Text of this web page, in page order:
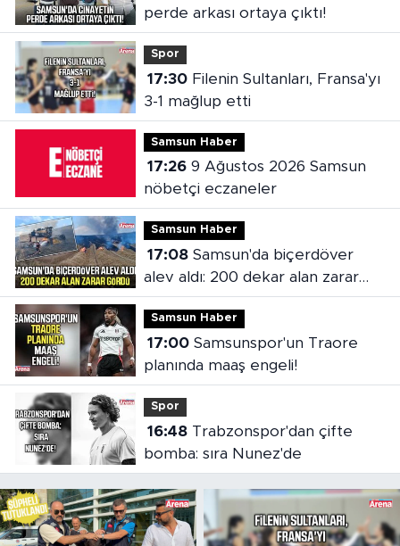
perde arkası ortaya çıktı!
Spor
17:30Filenin Sultanları, Fransa'yı
3-1 mağlup etti
Samsun Haber
17:269 Ağustos 2026 Samsun
nöbetçi eczaneler
Samsun Haber
17:08Samsun'da biçerdöver
alev aldı: 200 dekar alan zarar
gördü
Samsun Haber
17:00Samsunspor'un Traore
planında maaş engeli!
Spor
16:48Trabzonspor'dan çifte
bomba: sıra Nunez'de